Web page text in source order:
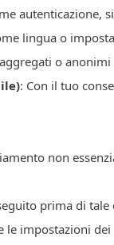
autenticazione,
lingua o
o
: Con il tuo
non
prima di tale
impostazioni